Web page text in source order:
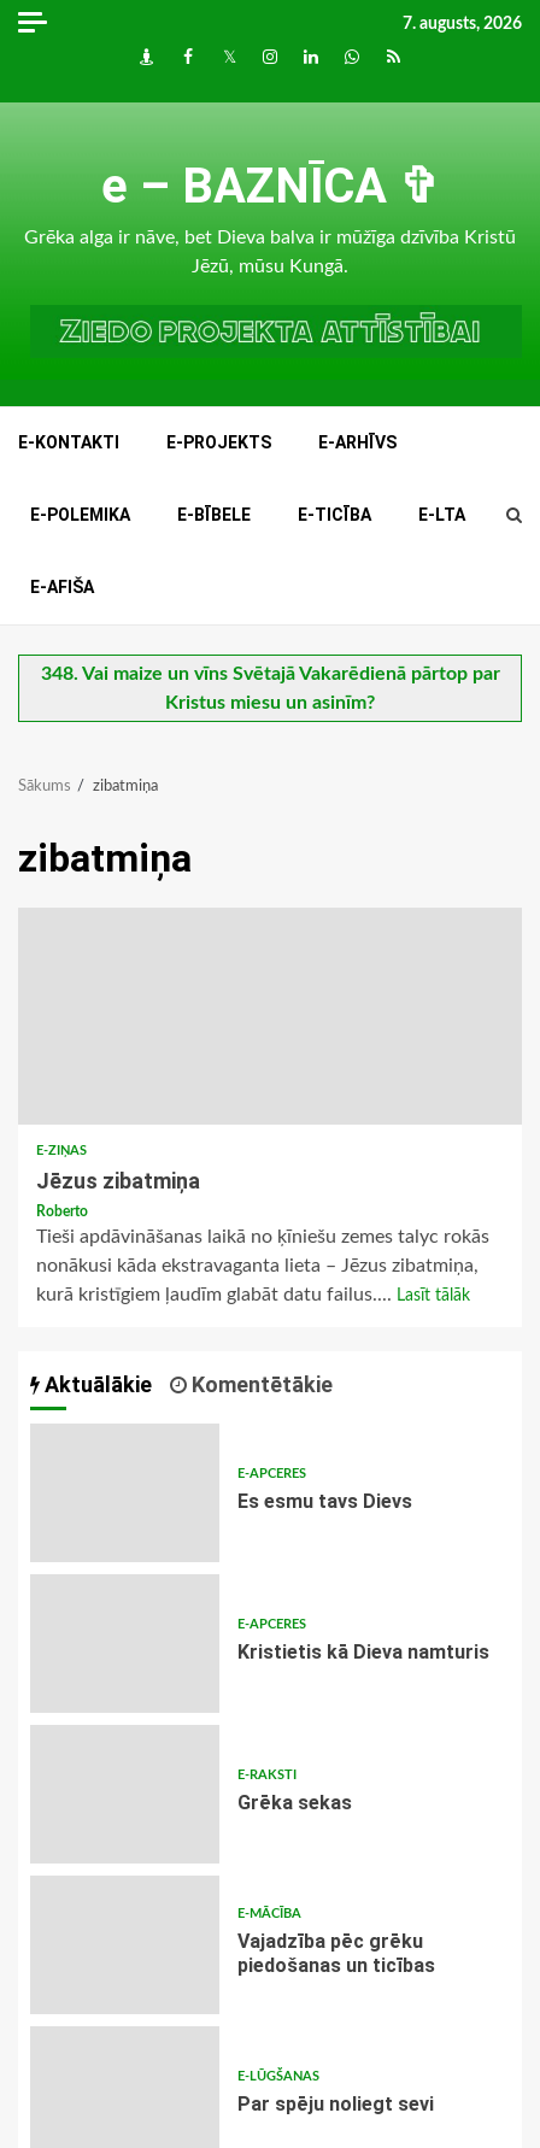
Skip
7. augusts, 2026
DraugiemFacebook
TwitterInstagram
LinkedInwhatsapp
RSS
e – BAZNĪCA ✞
Grēka alga ir nāve, bet Dieva balva ir mūžīga dzīvība Kristū
Jēzū, mūsu Kungā.
E-KONTAKTI E-PROJEKTS E-ARHĪVS
E-POLEMIKA E-BĪBELE E-TICĪBA E-LTA
E-AFIŠA
348. Vai maize un vīns Svētajā Vakarēdienā pārtop par
Kristus miesu un asinīm?
Sākums zibatmiņa
zibatmiņa
E-ZIŅAS
Jēzus zibatmiņa
Roberto
Tieši apdāvināšanas laikā no ķīniešu zemes talyc rokās
nonākusi kāda ekstravaganta lieta – Jēzus zibatmiņa,
kurā kristīgiem ļaudīm glabāt datu failus.... Lasīt tālāk
Aktuālākie Komentētākie
E-APCERES
Es esmu tavs Dievs
E-APCERES
Kristietis kā Dieva namturis
E-RAKSTI
Grēka sekas
E-MĀCĪBA
Vajadzība pēc grēku
piedošanas un ticības
E-LŪGŠANAS
Par spēju noliegt sevi